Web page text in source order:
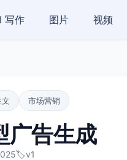
写作 图片 视频
市场营销
广告生成
🏷️v1